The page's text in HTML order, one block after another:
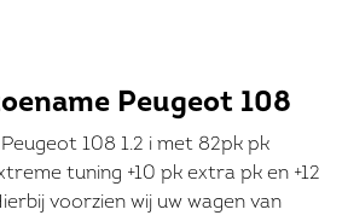
Peugeot 108
108 1.2 i met 82pk pk
tuning +10 pk extra pk en +12
voorzien wij uw wagen van